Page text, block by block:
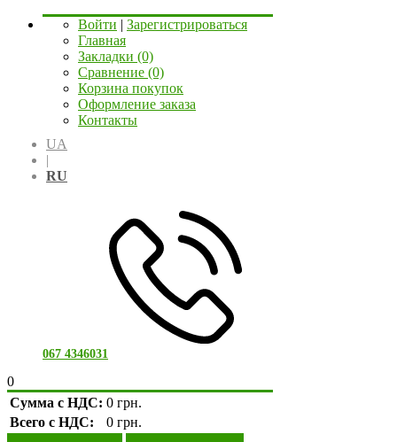
Войти | Зарегистрироваться
Главная
Закладки (0)
Сравнение (0)
Корзина покупок
Оформление заказа
Контакты
UA
|
RU
067 4346031
0
Сумма с НДС: 0 грн.
Всего с НДС:
0 грн.